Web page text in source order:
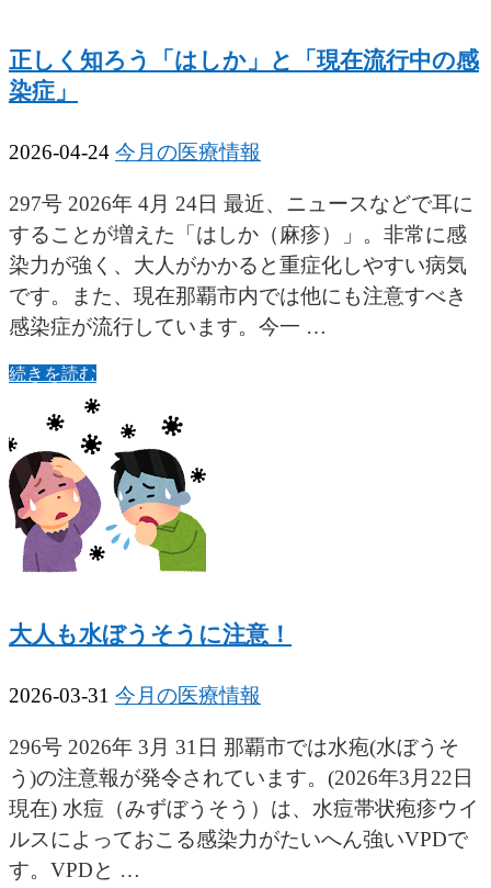
正しく知ろう「はしか」と「現在流行中の感
染症」
2026-04-24 今月の医療情報
297号 2026年 4月 24日 最近、ニュースなどで耳に
することが増えた「はしか（麻疹）」。非常に感
染力が強く、大人がかかると重症化しやすい病気
です。また、現在那覇市内では他にも注意すべき
感染症が流行しています。今一 …
続きを読む
大人も水ぼうそうに注意！
2026-03-31 今月の医療情報
296号 2026年 3月 31日 那覇市では水疱(水ぼうそ
う)の注意報が発令されています。(2026年3月22日
現在) 水痘（みずぼうそう）は、水痘帯状疱疹ウイ
ルスによっておこる感染力がたいへん強いVPDで
す。VPDと …